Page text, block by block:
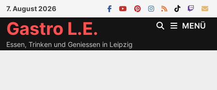
Zum
Inhalt
springen
7. August 2026
Gastro L.E.
Essen, Trinken und Geniessen in Leipzig
MENÜ